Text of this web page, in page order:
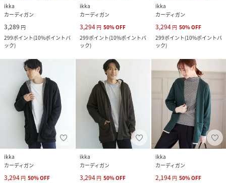
ikka
カーディガン
3,289 円
299ポイント(10%ポイントバ
ック)
ikka
カーディガン
3,294 円 50%OFF
299ポイント(10%ポイントバ
ック)
ikka
カーディガン
3,294 円 50%OFF
299ポイント(10%ポイントバ
ック)
ikka
カーディガン
3,294 円 50%OFF
ikka
カーディガン
3,294 円 50%OFF
ikka
カーディガン
2,194 円 50%OFF